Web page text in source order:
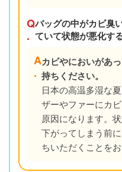
Q
.
バッグの中がカビ臭
ていて状態が悪化す
A
.
カビやにおいがあ
持ちください。
日本の高温多湿な
ザーやファーにカ
原因になります。
下がってしまう前
ちいただくことを